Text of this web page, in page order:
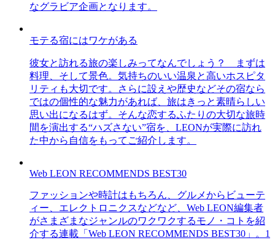
なグラビア企画となります。
モテる宿にはワケがある
彼女と訪れる旅の楽しみってなんでしょう？ まずは
料理、そして景色。気持ちのいい温泉と高いホスピタ
リティも大切です。さらに設えや歴史などその宿なら
ではの個性的な魅力があれば、旅はきっと素晴らしい
思い出になるはず。そんな恋するふたりの大切な旅時
間を演出する“ハズさない”宿を、LEONが実際に訪れ
た中から自信をもってご紹介します。
Web LEON RECOMMENDS BEST30
ファッションや時計はもちろん、グルメからビューテ
ィー、エレクトロニクスなどなど、Web LEON編集者
がさまざまなジャンルのワクワクするモノ・コトを紹
介する連載「Web LEON RECOMMENDS BEST30」。1